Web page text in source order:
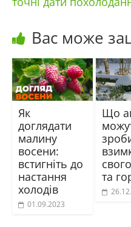
Вас може
Як
доглядати
малину
восени:
встигніть до
настання
холодів
01.09.2023
Що
та